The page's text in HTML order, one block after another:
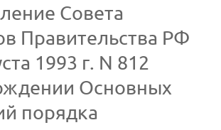
Совета
Правительства РФ
1993 г. N 812
Основных
порядка